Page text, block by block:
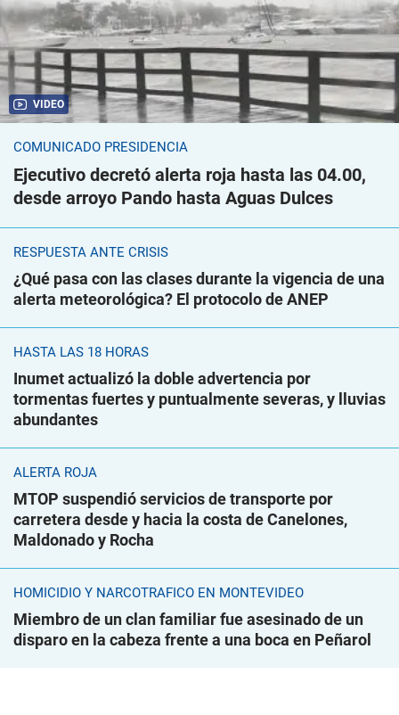
VIDEO
COMUNICADO PRESIDENCIA
Ejecutivo decretó alerta roja hasta las 04.00,
desde arroyo Pando hasta Aguas Dulces
RESPUESTA ANTE CRISIS
¿Qué pasa con las clases durante la vigencia de una
alerta meteorológica? El protocolo de ANEP
HASTA LAS 18 HORAS
Inumet actualizó la doble advertencia por
tormentas fuertes y puntualmente severas, y lluvias
abundantes
ALERTA ROJA
MTOP suspendió servicios de transporte por
carretera desde y hacia la costa de Canelones,
Maldonado y Rocha
HOMICIDIO Y NARCOTRÁFICO EN MONTEVIDEO
Miembro de un clan familiar fue asesinado de un
disparo en la cabeza frente a una boca en Peñarol